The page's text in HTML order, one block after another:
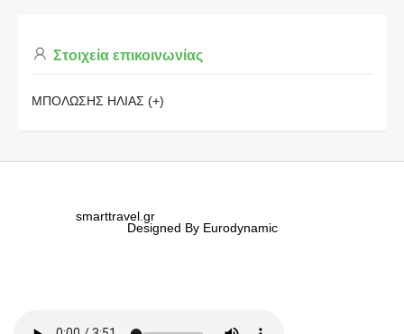
Στοιχεία επικοινωνίας
ΜΠΟΛΩΣΗΣ ΗΛΙΑΣ (+)
smarttravel.gr
Designed By Eurodynamic